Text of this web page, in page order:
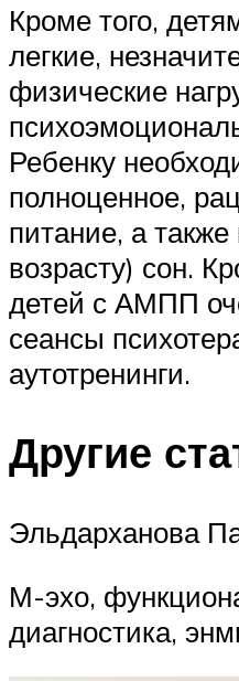
Кроме того,
легкие,
физические
Ребенку
полноценное,
питание, а
возрасту) сон.
детей с АМПП
сеансы
аутотренинги.
Другие
Эльдарханова
М-эхо,
диагностика,